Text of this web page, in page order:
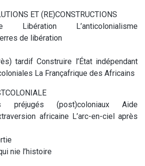
ET (RE)CONSTRUCTIONS
Libération L’anticolonialisme
de libération
tardif Construire l’État indépendant
La Françafrique des Africains
préjugés (post)coloniaux Aide
africaine L’arc-en-ciel après
nie l’histoire